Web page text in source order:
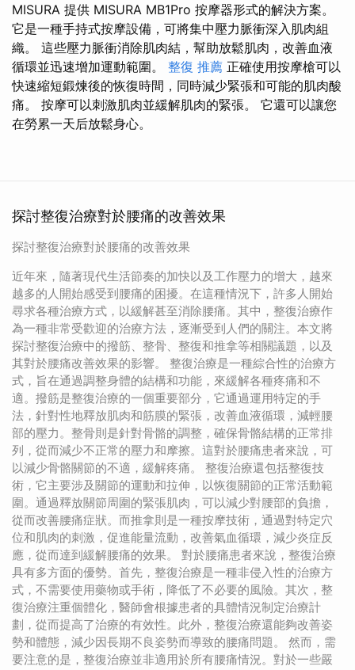
MISURA 提供 MISURA MB1Pro 按摩器形式的解決方案。
它是一種手持式按摩設備，可將集中壓力脈衝深入肌肉組
織。 這些壓力脈衝消除肌肉結，幫助放鬆肌肉，改善血液
循環並迅速增加運動範圍。 整復 推薦 正確使用按摩槍可以
快速縮短鍛煉後的恢復時間，同時減少緊張和可能的肌肉酸
痛。 按摩可以刺激肌肉並緩解肌肉的緊張。 它還可以讓您
在勞累一天后放鬆身心。
探討整復治療對於腰痛的改善效果
探討整復治療對於腰痛的改善效果
近年來，隨著現代生活節奏的加快以及工作壓力的增大，越來
越多的人開始感受到腰痛的困擾。在這種情況下，許多人開始
尋求各種治療方式，以緩解甚至消除腰痛。其中，整復治療作
為一種非常受歡迎的治療方法，逐漸受到人們的關注。本文將
探討整復治療中的撥筋、整骨、整復和推拿等相關議題，以及
其對於腰痛改善效果的影響。 整復治療是一種綜合性的治療方
式，旨在通過調整身體的結構和功能，來緩解各種疼痛和不
適。撥筋是整復治療的一個重要部分，它通過運用特定的手
法，針對性地釋放肌肉和筋膜的緊張，改善血液循環，減輕腰
部的壓力。整骨則是針對骨骼的調整，確保骨骼結構的正常排
列，從而減少不正常的壓力和摩擦。這對於腰痛患者來說，可
以減少骨骼關節的不適，緩解疼痛。 整復治療還包括整復技
術，它主要涉及關節的運動和拉伸，以恢復關節的正常活動範
圍。通過釋放關節周圍的緊張肌肉，可以減少對腰部的負擔，
從而改善腰痛症狀。而推拿則是一種按摩技術，通過對特定穴
位和肌肉的刺激，促進能量流動，改善氣血循環，減少炎症反
應，從而達到緩解腰痛的效果。 對於腰痛患者來說，整復治療
具有多方面的優勢。首先，整復治療是一種非侵入性的治療方
式，不需要使用藥物或手術，降低了不必要的風險。其次，整
復治療注重個體化，醫師會根據患者的具體情況制定治療計
劃，從而提高了治療的有效性。此外，整復治療還能夠改善姿
勢和體態，減少因長期不良姿勢而導致的腰痛問題。 然而，需
要注意的是，整復治療並非適用於所有腰痛情況。對於一些嚴